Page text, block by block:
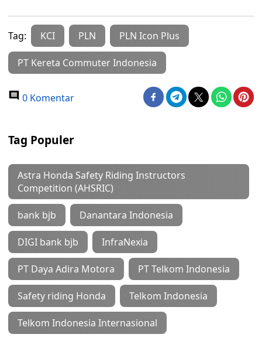
Tag: KCI PLN PLN Icon Plus
PT Kereta Commuter Indonesia
0 Komentar
Tag Populer
Astra Honda Safety Riding Instructors
Competition (AHSRIC)
bank bjb Danantara Indonesia
DIGI bank bjb InfraNexia
PT Daya Adira Motora PT Telkom Indonesia
Safety riding Honda Telkom Indonesia
Telkom Indonesia Internasional